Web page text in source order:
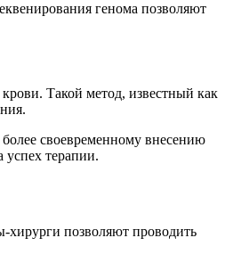
генома позволяют
Такой метод, известный как
своевременному внесению
успех терапии.
хирурги позволяют проводить